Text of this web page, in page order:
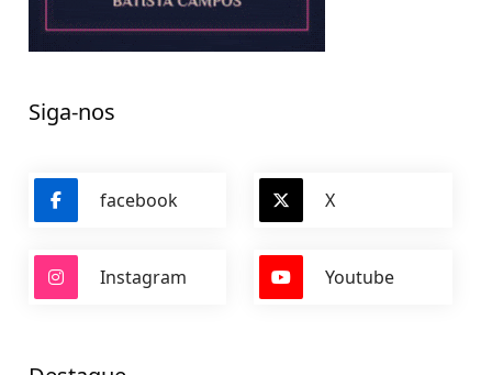
Siga-nos
facebook X
Instagram Youtube